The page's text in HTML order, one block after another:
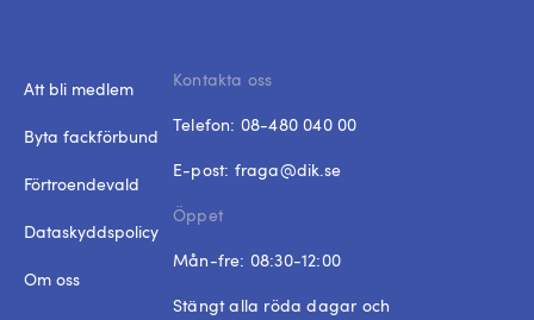
Att bli medlem
Byta fackförbund
Förtroendevald
Dataskyddspolicy
Om oss
Kontakta oss
Telefon: 08-480 040 00
E-post: fraga@dik.se
Öppet
Mån-fre: 08:30-12:00
Stängt alla röda dagar och